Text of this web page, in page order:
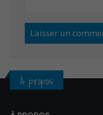
À propos